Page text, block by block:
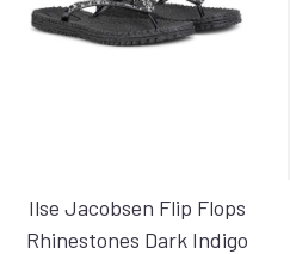
Ilse Jacobsen Flip Flops
Rhinestones Dark Indigo